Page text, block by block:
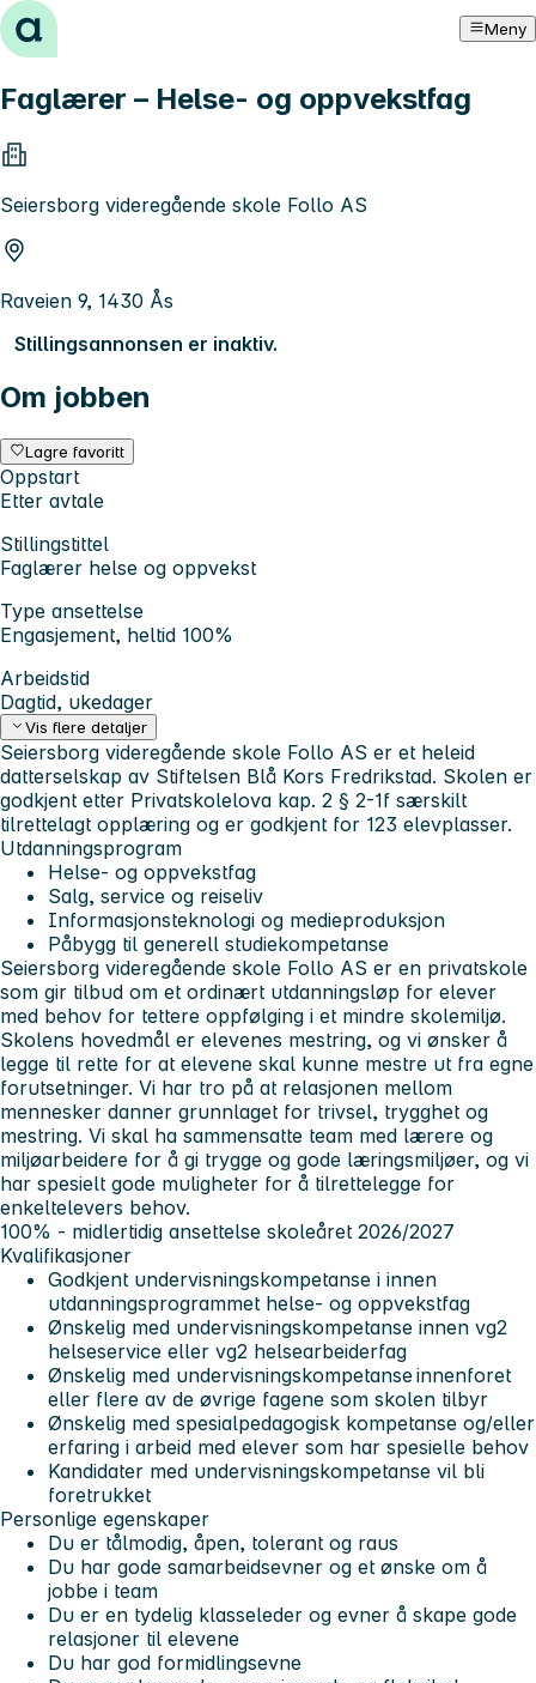
Hopp til innhold Meny
Faglærer – Helse- og oppvekstfag
Seiersborg videregående skole Follo AS
Raveien 9, 1430 Ås
Stillingsannonsen er inaktiv.
Om jobben
Lagre favoritt
Oppstart
Etter avtale
Stillingstittel
Faglærer helse og oppvekst
Type ansettelse
Engasjement, heltid 100%
Arbeidstid
Dagtid, ukedager
Vis flere detaljer
Seiersborg videregående skole Follo AS er et heleid
datterselskap av Stiftelsen Blå Kors Fredrikstad. Skolen er
godkjent etter Privatskolelova kap. 2 § 2-1f særskilt
tilrettelagt opplæring og er godkjent for 123 elevplasser.
Utdanningsprogram
Helse- og oppvekstfag
Salg, service og reiseliv
Informasjonsteknologi og medieproduksjon
Påbygg til generell studiekompetanse
Seiersborg videregående skole Follo AS er en privatskole
som gir tilbud om et ordinært utdanningsløp for elever
med behov for tettere oppfølging i et mindre skolemiljø.
Skolens hovedmål er elevenes mestring, og vi ønsker å
legge til rette for at elevene skal kunne mestre ut fra egne
forutsetninger. Vi har tro på at relasjonen mellom
mennesker danner grunnlaget for trivsel, trygghet og
mestring. Vi skal ha sammensatte team med lærere og
miljøarbeidere for å gi trygge og gode læringsmiljøer, og vi
har spesielt gode muligheter for å tilrettelegge for
enkeltelevers behov.
100% - midlertidig ansettelse skoleåret 2026/2027
Kvalifikasjoner
Godkjent undervisningskompetanse i innen
utdanningsprogrammet helse- og oppvekstfag
Ønskelig med undervisningskompetanse innen vg2
helseservice eller vg2 helsearbeiderfag
Ønskelig med undervisningskompetanse innenforet
eller flere av de øvrige fagene som skolen tilbyr
Ønskelig med spesialpedagogisk kompetanse og/eller
erfaring i arbeid med elever som har spesielle behov
Kandidater med undervisningskompetanse vil bli
foretrukket
Personlige egenskaper
Du er tålmodig, åpen, tolerant og raus
Du har gode samarbeidsevner og et ønske om å
jobbe i team
Du er en tydelig klasseleder og evner å skape gode
relasjoner til elevene
Du har god formidlingsevne